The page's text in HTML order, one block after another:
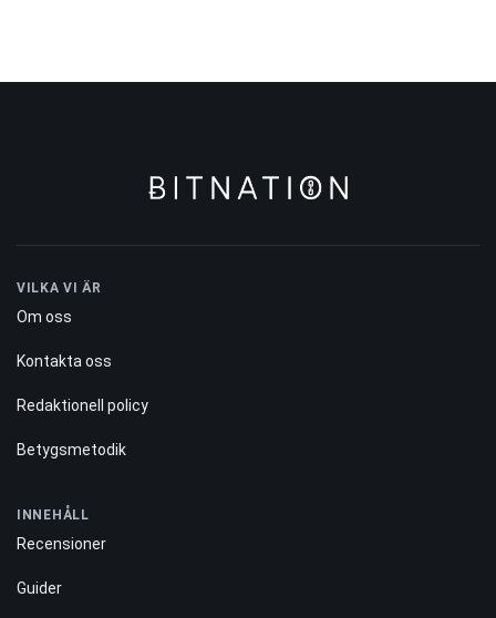
VILKA VI ÄR
Om oss
Kontakta oss
Redaktionell policy
Betygsmetodik
INNEHÅLL
Recensioner
Guider